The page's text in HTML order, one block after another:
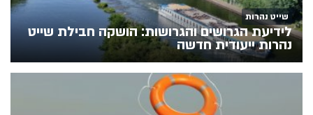
שייט נהרות
לידיעת הגרושים והגרושות: הושקה חבילת שייט
נהרות ייעודית חדשה